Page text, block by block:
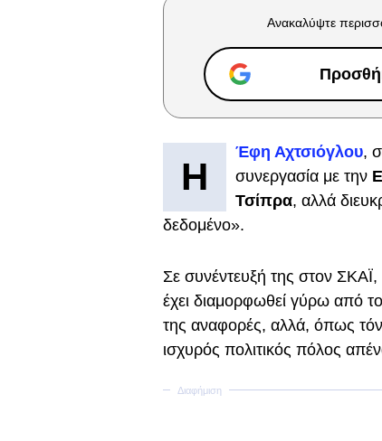
Ανακαλύψτε
Η
Έφη Αχτσιόγλου,
συνεργασία με την
Τσίπρα, αλλά
δεδομένο».
Σε συνέντευξή της στον
έχει διαμορφωθεί γύρω από
της αναφορές, αλλά, όπως
ισχυρός πολιτικός πόλος